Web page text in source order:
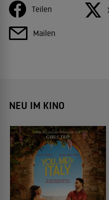
Teilen
Mailen
NEU IM KINO